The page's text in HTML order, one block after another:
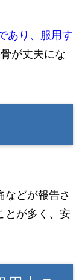
あり、服用す
が丈夫にな
などが報告さ
とが多く、安